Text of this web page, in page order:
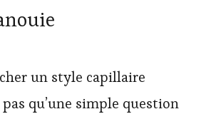
un style capillaire
pas qu’une simple question